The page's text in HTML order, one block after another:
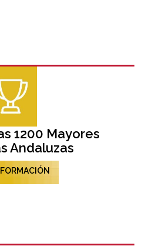
1200 Mayores
Andaluzas